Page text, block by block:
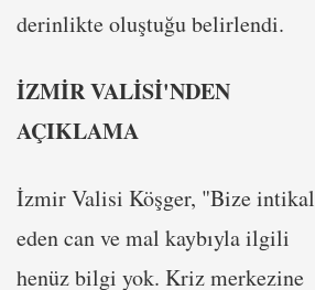
derinlikte oluştuğu belirlendi.
İZMİR VALİSİ'NDEN
AÇIKLAMA
İzmir Valisi Köşger, "Bize intikal
eden can ve mal kaybıyla ilgili
henüz bilgi yok. Kriz merkezine